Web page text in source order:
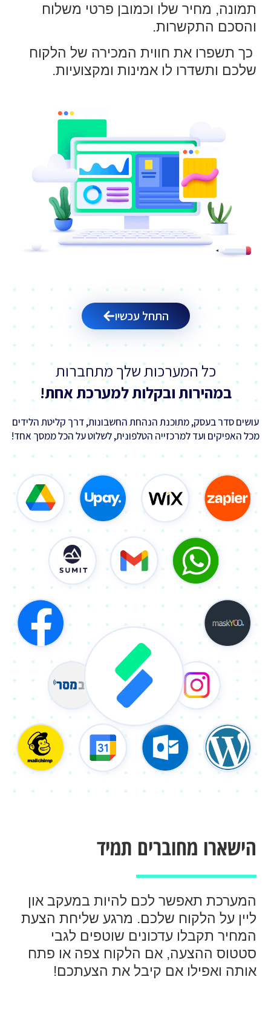
תמונה, מחיר שלו וכמובן פרטי משלוח
והסכם התקשרות.
כך תשפרו את חווית המכירה של הלקוח
שלכם ותשדרו לו אמינות ומקצועיות.
התחל עכשיו
כל המערכות שלך מתחברות
במהירות ובקלות למערכת אחת!
עושים סדר בעסק, מתוכנת הנהחת החשבונות, דרך קליטת הלידים
מכל האפיקים ועד למרכזייה הטלפונית, לשלוט על הכל ממסך אחד!
הישארו מחוברים תמיד
המערכת תאפשר לכם להיות במעקב און
ליין על הלקוח שלכם. מרגע שליחת הצעת
המחיר תקבלו עדכונים שוטפים לגבי
סטטוס ההצעה, אם הלקוח צפה או פתח
אותה ואפילו אם קיבל את הצעתכם!